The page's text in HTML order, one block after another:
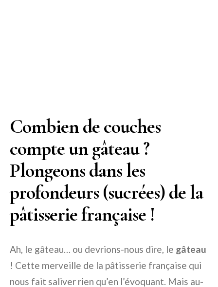
Combien de couches
compte un gâteau ?
Plongeons dans les
profondeurs (sucrées) de la
pâtisserie française !
Ah, le gâteau… ou devrions-nous dire, le gâteau
! Cette merveille de la pâtisserie française qui
nous fait saliver rien qu’en l’évoquant. Mais au-